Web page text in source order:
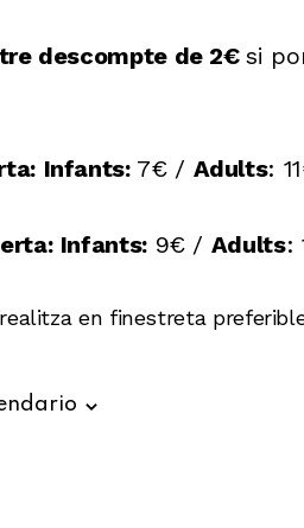
descompte de 2€si
Infants:7€ / Adults:
Infants:9€ / Adults:
en finestreta